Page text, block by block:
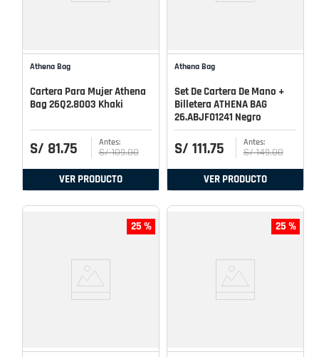
Athena Bag
Cartera Para Mujer Athena
Bag 26Q2.8003 Khaki
S/ 81.75 S/ 109.00
VER PRODUCTO
Athena Bag
Set De Cartera De Mano +
Billetera ATHENA BAG
26.ABJF01241 Negro
S/ 111.75 S/ 149.00
VER PRODUCTO
25 % 25 %